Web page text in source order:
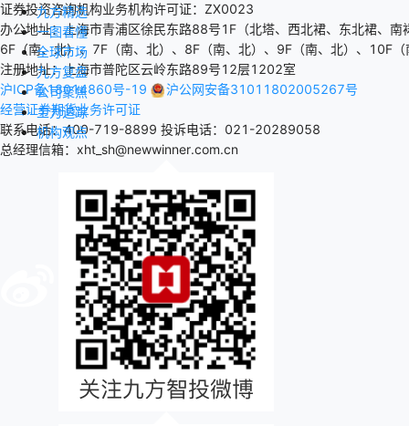
九方精选
一图看懂
全球市场
九方复盘
公司聚焦
主力追踪
机构观点
证券投资咨询机构业务机构许可证：ZX0023
办公地址：上海市青浦区徐民东路88号1F（北塔、西北裙、东北裙、
6F（南、北）、7F（南、北）、8F（南、北）、9F（南、北）、10F
注册地址：上海市普陀区云岭东路89号12层1202室
沪ICP备18014860号-19
沪公网安备31011802005267号
经营证券期货业务许可证
联系电话：400-719-8899 投诉电话：021-20289058
总经理信箱：xht_sh@newwinner.com.cn